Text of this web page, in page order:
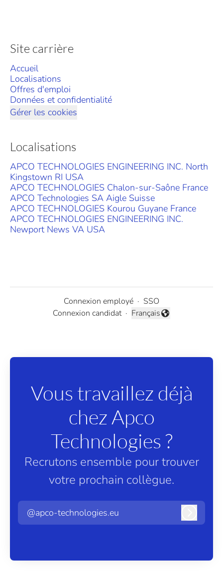
Site carrière
Accueil
Localisations
Offres d'emploi
Données et confidentialité
Gérer les cookies
Localisations
APCO TECHNOLOGIES ENGINEERING INC. North
Kingstown RI USA
APCO TECHNOLOGIES Chalon-sur-Saône France
APCO Technologies SA Aigle Suisse
APCO TECHNOLOGIES Kourou Guyane France
APCO TECHNOLOGIES ENGINEERING INC.
Newport News VA USA
Connexion employé · SSO
Connexion candidat · Changer la langue
Français
Vous travaillez déjà
chez Apco
Technologies ?
Recrutons ensemble pour trouver
votre prochain collègue.
@apco-technologies.eu